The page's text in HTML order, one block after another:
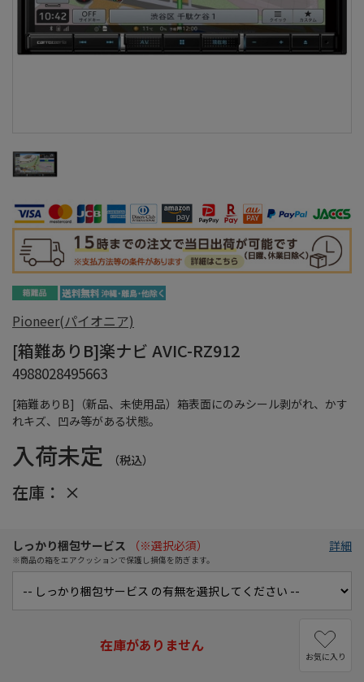
[箱難ありB]（新品、未使用品）箱表面にのみシール剥がれ、かす
れキズ、凹み等がある状態。
Pioneer(パイオニア)
[箱難ありB]楽ナビ AVIC-RZ912
4988028495663
入荷未定 （税込）
在庫： ×
しっかり梱包サービス （※選択必須）
※商品の箱をエアクッションで保護し損傷を防ぎます。
詳細
在庫がありません
お気に入り